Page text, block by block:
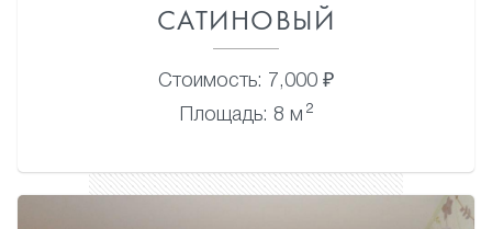
САТИНОВЫЙ
Стоимость: 7,000 ₽
Площадь: 8 м 2